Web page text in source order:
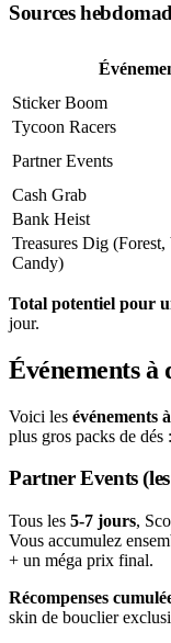
Sources
Sticker Boom
Tycoon Racers
Partner Events
Cash Grab
Bank Heist
Treasures Dig (Forest,
Candy)
Total potentiel pour
jour.
Événements à
Voici les événements
plus gros packs de dés :
Partner Events
Tous les 5-7 jours,
Vous accumulez
+ un méga prix final.
Récompenses
skin de bouclier